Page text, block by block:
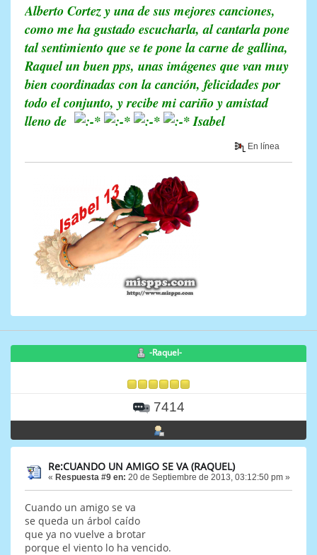
Alberto Cortez y una de sus mejores canciones,
como me ha gustado escucharla, al cantarla pone
tal sentimiento que se te pone la carne de gallina,
Raquel un buen pps, unas imágenes que van muy
bien coordinadas con la canción, felicidades por
todo el conjunto, y recibe mi cariño y amistad
lleno de
Isabel
En línea
-Raquel-
7414
Re:CUANDO UN AMIGO SE VA (RAQUEL)
« Respuesta #9 en: 20 de Septiembre de 2013, 03:12:50 pm »
Cuando un amigo se va
se queda un árbol caído
que ya no vuelve a brotar
porque el viento lo ha vencido.